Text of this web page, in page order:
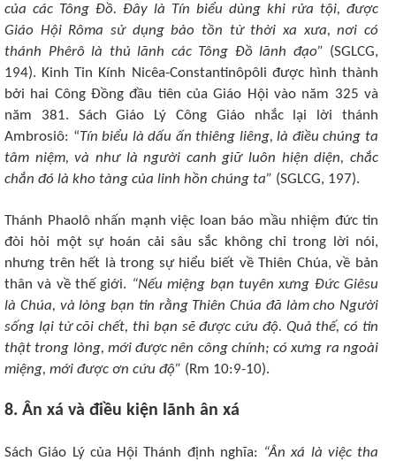
của các Tông Đồ. Đây là Tín biểu dùng khi rửa tội, được
Giáo Hội Rôma sử dụng bảo tồn từ thời xa xưa, nơi có
thánh Phêrô là thủ lãnh các Tông Đồ lãnh đạo” (SGLCG,
194). Kinh Tin Kính Nicêa-Constantinôpôli được hình thành
bởi hai Công Đồng đầu tiên của Giáo Hội vào năm 325 và
năm 381. Sách Giáo Lý Công Giáo nhắc lại lời thánh
Ambrosiô: “Tín biểu là dấu ấn thiêng liêng, là điều chúng ta
tâm niệm, và như là người canh giữ luôn hiện diện, chắc
chắn đó là kho tàng của linh hồn chúng ta” (SGLCG, 197).
Thánh Phaolô nhấn mạnh việc loan báo mầu nhiệm đức tin
đòi hỏi một sự hoán cải sâu sắc không chỉ trong lời nói,
nhưng trên hết là trong sự hiểu biết về Thiên Chúa, về bản
thân và về thế giới. “Nếu miệng bạn tuyên xưng Đức Giêsu
là Chúa, và lòng bạn tin rằng Thiên Chúa đã làm cho Người
sống lại từ cõi chết, thì bạn sẽ được cứu độ. Quả thế, có tin
thật trong lòng, mới được nên công chính; có xưng ra ngoài
miệng, mới được ơn cứu độ” (Rm 10:9-10).
8. Ân xá và điều kiện lãnh ân xá
Sách Giáo Lý của Hội Thánh định nghĩa: “Ân xá là việc tha